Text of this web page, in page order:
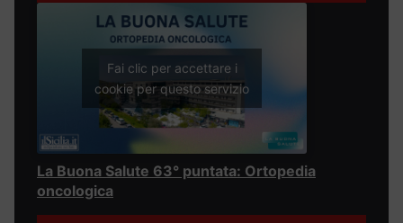
Fai clic per accettare i
cookie per questo servizio
La Buona Salute 63° puntata: Ortopedia
oncologica